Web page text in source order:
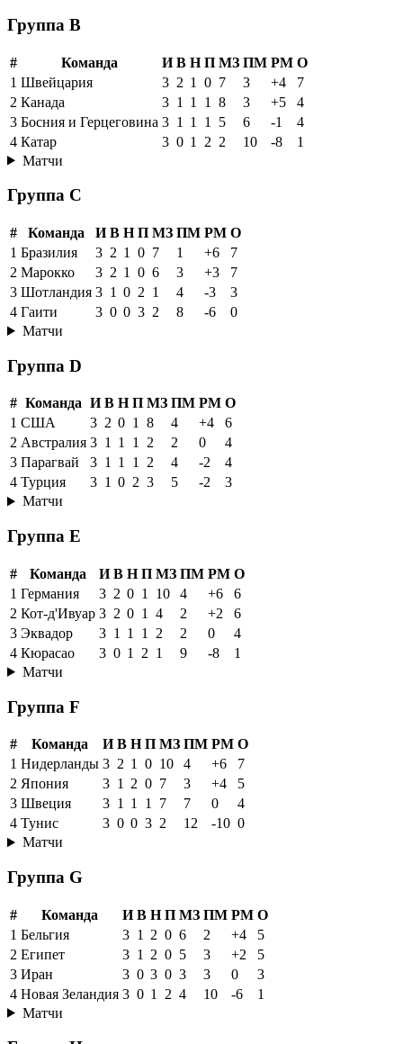
Группа B
# Команда И В Н П МЗ ПМ РМ О
1 Швейцария 3 2 1 0 7 3 +4
7
2 Канада 3 1 1 1 8 3 +5
4
3 Босния и Герцеговина 3 1 1 1 5 6 -1
4
4 Катар 3 0 1 2 2 10 -8
1
Матчи
Группа C
# Команда И В Н П МЗ ПМ РМ О
1 Бразилия 3 2 1 0 7 1 +6
7
2 Марокко 3 2 1 0 6 3 +3
7
3 Шотландия 3 1 0 2 1 4 -3
3
4 Гаити 3 0 0 3 2 8 -6
0
Матчи
Группа D
# Команда И В Н П МЗ ПМ РМ О
1 США 3 2 0 1 8 4 +4
6
2 Австралия 3 1 1 1 2 2 0
4
3 Парагвай 3 1 1 1 2 4 -2
4
4 Турция 3 1 0 2 3 5 -2
3
Матчи
Группа E
# Команда И В Н П МЗ ПМ РМ О
1 Германия 3 2 0 1 10 4 +6
6
2 Кот-д'Ивуар 3 2 0 1 4 2 +2
6
3 Эквадор 3 1 1 1 2 2 0
4
4 Кюрасао 3 0 1 2 1 9 -8
1
Матчи
Группа F
# Команда И В Н П МЗ ПМ РМ О
1 Нидерланды 3 2 1 0 10 4 +6
7
2 Япония 3 1 2 0 7 3 +4
5
3 Швеция 3 1 1 1 7 7 0
4
4 Тунис 3 0 0 3 2 12 -10 0
Матчи
Группа G
# Команда И В Н П МЗ ПМ РМ О
1 Бельгия 3 1 2 0 6 2 +4
5
2 Египет 3 1 2 0 5 3 +2
5
3 Иран 3 0 3 0 3 3 0
3
4 Новая Зеландия 3 0 1 2 4 10 -6
1
Матчи